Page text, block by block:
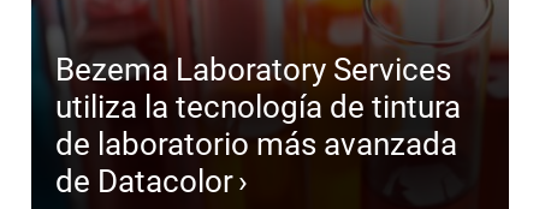
Bezema Laboratory Services
utiliza la tecnología de tintura
de laboratorio más avanzada
de Datacolor